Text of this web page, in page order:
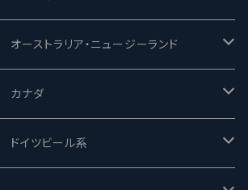
KOTAN
ーイング Y.Market Brewing
プリンゴライアス
テイト
ス
Wilde Child
ブリュードッグ
ロ
ハートオブダークネス
ボン
ーストラリア・ニュージーランド
キーリッジ
ボッドリッジー
カナダ
ーオーズ
ドイツビール系